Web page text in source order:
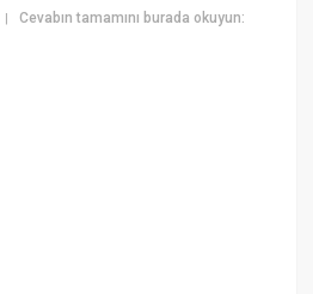
|Cevabın tamamını burada okuyun: